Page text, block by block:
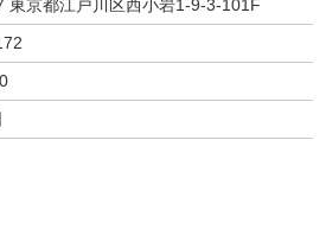
東京都江戸川区西小岩1-9-3-101F